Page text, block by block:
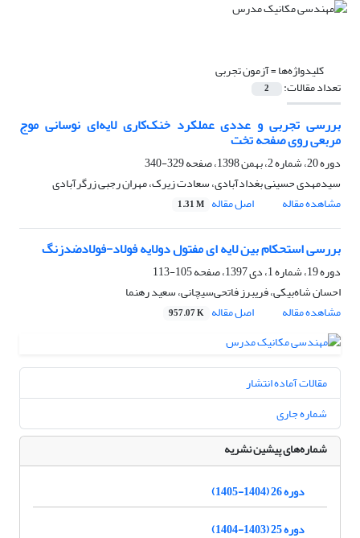
کلیدواژه‌ها =آزمون تجربی
تعداد مقالات: 2
بررسی تجربی و عددی عملکرد خنک‌کاری لایه‌ای نوسانی موج
مربعی روی صفحه تخت
دوره 20، شماره 2، بهمن 1398، صفحه
329-340
سیدمهدی حسینی بغدادآبادی، سعادت زیرک، مهران رجبی زرگرآبادی
مشاهده مقاله
اصل مقاله 1.31 M
بررسی استحکام بین لایه ای مفتول دولایه فولاد-فولادضدزنگ
دوره 19، شماره 1، دی 1397، صفحه
105-113
احسان شاه‌بیکی، فریبرز فاتحی‌سیچانی، سعید رهنما
مشاهده مقاله
اصل مقاله 957.07 K
مقالات آماده انتشار
شماره جاری
شماره‌های پیشین نشریه
دوره 26 (1404-1405)
دوره 25 (1403-1404)